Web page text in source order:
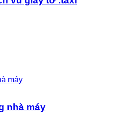
nhà máy